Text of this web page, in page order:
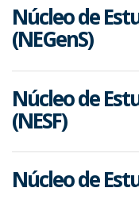
Núcleo de
(NEGenS)
Núcleo de
(NESF)
Núcleo de